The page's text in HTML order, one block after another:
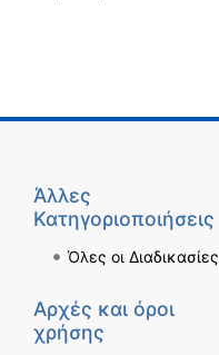
Άλλες
Κατηγοριοποιήσεις
Όλες οι Διαδικασίες
Αρχές και όροι
χρήσης